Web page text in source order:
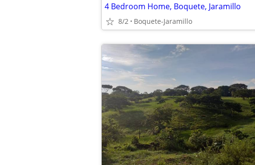
4 Bedroom Home, Boquete, Jaramillo
8/2 Boquete-Jaramillo